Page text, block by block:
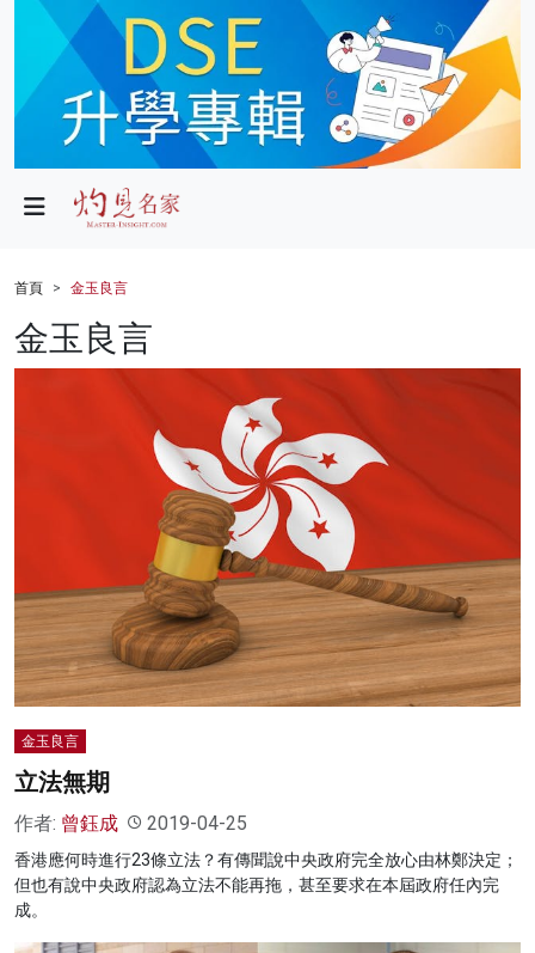
政局
財經
生活
健康
灼見活動
關於我們
首頁 金玉良言
金玉良言
金玉良言
立法無期
作者: 曾鈺成 2019-04-25
香港應何時進行23條立法？有傳聞說中央政府完全放心由林鄭決定；
但也有說中央政府認為立法不能再拖，甚至要求在本屆政府任內完
成。